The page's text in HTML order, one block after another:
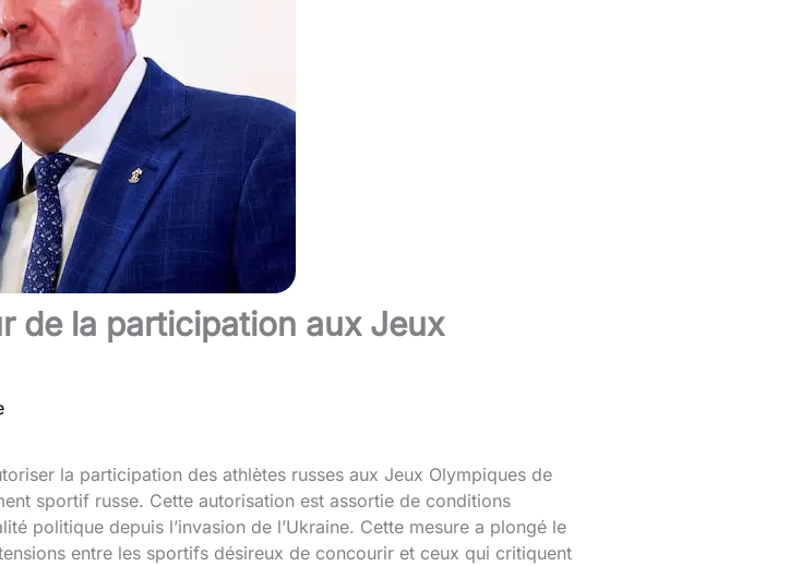
de la participation aux Jeux
la participation des athlètes russes aux Jeux Olympiques de
sportif russe. Cette autorisation est assortie de conditions
politique depuis l’invasion de l’Ukraine. Cette mesure a plongé le
entre les sportifs désireux de concourir et ceux qui critiquent